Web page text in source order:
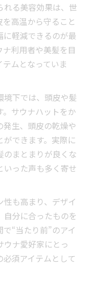
れる美容効果は、世
高温から守ること
軽減できるのが最
利用者や美髪を目
ムとなっていま
境下では、頭皮や髪
サウナハットをか
生、頭皮の乾燥や
できます。実際に
のまとまりが良くな
いった声も多く寄せ
も高まり、デザイ
自分に合ったものを
“当たり前”のアイ
ナ愛好家にとっ
須アイテムとして